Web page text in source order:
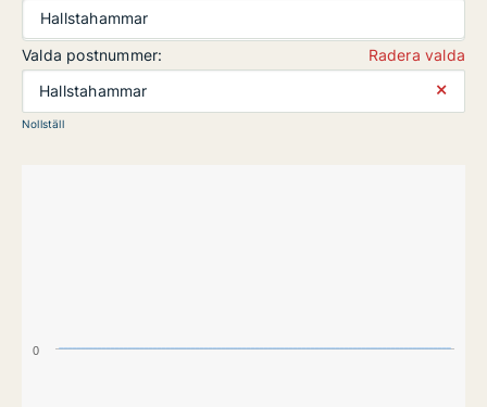
Hallstahammar
Valda postnummer:
Radera valda
Hallstahammar
⨯
Nollställ
0